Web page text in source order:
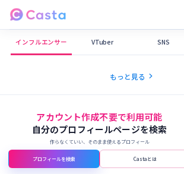
Castaメディア
インフルエンサー VTuber SNS
もっと見る chevron_right
アカウント作成不要で利用可能
自分のプロフィールページを検索
作らなくていい、そのまま使えるプロフィール
プロフィールを検索 Castaとは